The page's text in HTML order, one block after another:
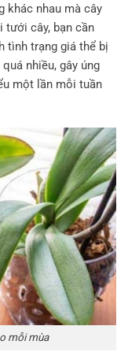
khác nhau mà cây
tưới cây, bạn cần
tình trạng giá thể bị
nhiều, gây úng
một lần mỗi tuần
mỗi mùa